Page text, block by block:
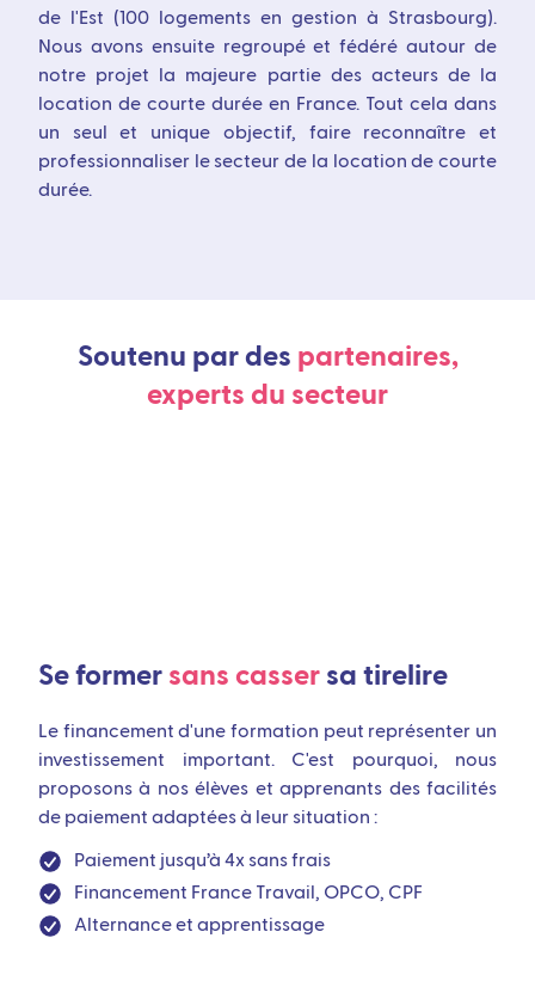
de l'Est (100 logements en gestion à Strasbourg).
Nous avons ensuite regroupé et fédéré autour de
notre projet la majeure partie des acteurs de la
location de courte durée en France. Tout cela dans
un seul et unique objectif, faire reconnaître et
professionnaliser le secteur de la location de courte
durée.
Soutenu par des partenaires,
experts du secteur
Se former sans casser sa tirelire
Le financement d'une formation peut représenter un
investissement important. C'est pourquoi, nous
proposons à nos élèves et apprenants des facilités
de paiement adaptées à leur situation :
Paiement jusqu’à 4x sans frais
Financement France Travail, OPCO, CPF
Alternance et apprentissage